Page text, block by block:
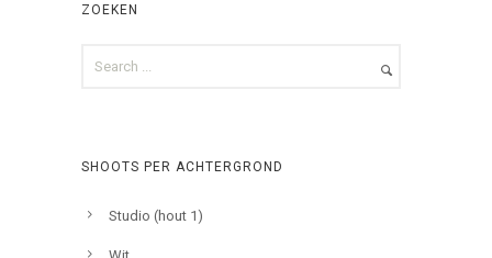
ZOEKEN
SHOOTS PER ACHTERGROND
Studio (hout 1)